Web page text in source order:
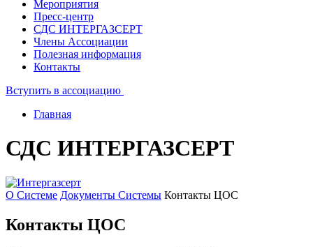
Мероприятия
Пресс-центр
СДС ИНТЕРГАЗСЕРТ
Члены Ассоциации
Полезная информация
Контакты
Вступить в ассоциацию
Главная
СДС ИНТЕРГАЗСЕРТ
О Системе Документы Системы Контакты ЦОС
Контакты ЦОС